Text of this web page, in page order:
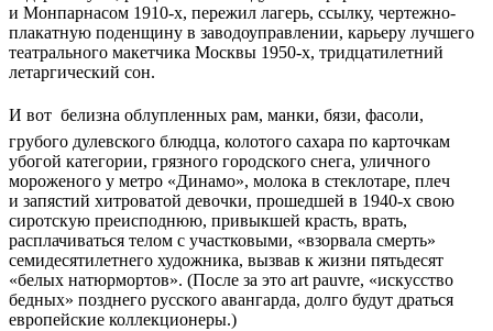
и Монпарнасом 1910-х, пережил лагерь, ссылку, чертежно-
плакатную поденщину в заводоуправлении, карьеру лучшего
театрального макетчика Москвы 1950-х, тридцатилетний
летаргический сон.
И вот  белизна облупленных рам, манки, бязи, фасоли,
грубого дулевского блюдца, колотого сахара по карточкам
убогой категории, грязного городского снега, уличного
мороженого у метро «Динамо», молока в стеклотаре, плеч
и запястий хитроватой девочки, прошедшей в 1940-х свою
сиротскую преисподнюю, привыкшей красть, врать,
расплачиваться телом с участковыми, «взорвала смерть»
семидесятилетнего художника, вызвав к жизни пятьдесят
«белых натюрмортов». (После за это art pаuvre, «искусство
бедных» позднего русского авангарда, долго будут драться
европейские коллекционеры.)